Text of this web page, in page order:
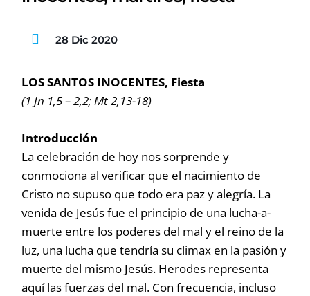
28 Dic 2020
LOS SANTOS INOCENTES, Fiesta
(1 Jn 1,5 – 2,2; Mt 2,13-18)
Introducción
La celebración de hoy nos sorprende y
conmociona al verificar que el nacimiento de
Cristo no supuso que todo era paz y alegría. La
venida de Jesús fue el principio de una lucha-a-
muerte entre los poderes del mal y el reino de la
luz, una lucha que tendría su climax en la pasión y
muerte del mismo Jesús. Herodes representa
aquí las fuerzas del mal. Con frecuencia, incluso